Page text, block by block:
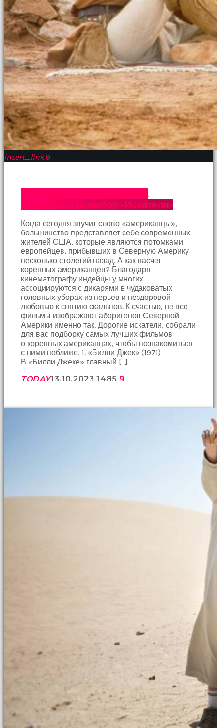
insert_link 9
Топ-7 фильмов о коренных
американцах: выбор «Искателя»
Когда сегодня звучит слово «американцы»,
большинство представляет себе современных
жителей США, которые являются потомками
европейцев, прибывших в Северную Америку
несколько столетий назад. А как насчет
коренных американцев? Благодаря
кинематографу индейцы у многих
ассоциируются с дикарями в чудаковатых
головных уборах из перьев и нездоровой
любовью к снятию скальпов. К счастью, не все
фильмы изображают аборигенов Северной
Америки именно так. Дорогие искатели, собрали
для вас подборку самых лучших фильмов
о коренных американцах, чтобы познакомиться
с ними поближе. 1. «Билли Джек» (1971)
В «Билли Джеке» главный […]
TODAY13.10.2023 1485 9